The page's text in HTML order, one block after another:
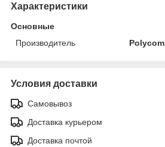
Характеристики
Основные
Производитель
Polycom
Условия доставки
Самовывоз
Доставка курьером
Доставка почтой